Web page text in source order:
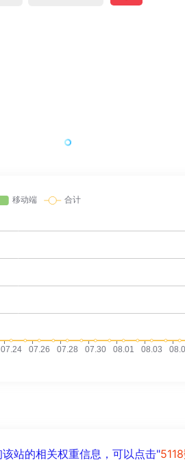
站的相关权重信息，可以点击"